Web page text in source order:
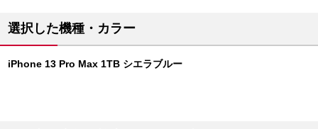
選択した機種・カラー
iPhone 13 Pro Max 1TB シエラブルー